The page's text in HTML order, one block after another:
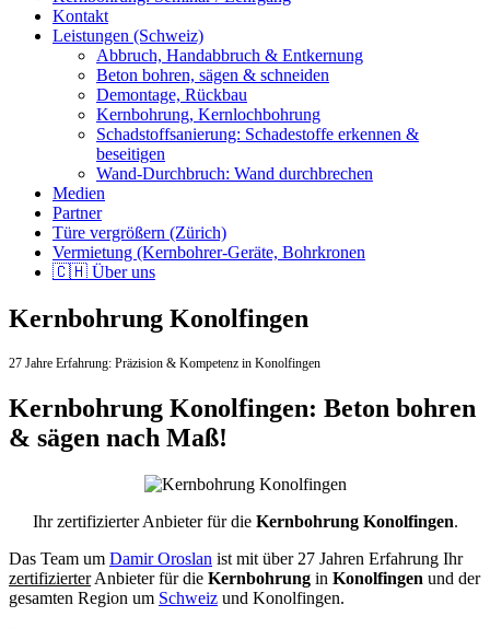
Kontakt
Leistungen (Schweiz)
Abbruch, Handabbruch & Entkernung
Beton bohren, sägen & schneiden
Demontage, Rückbau
Kernbohrung, Kernlochbohrung
Schadstoffsanierung: Schadestoffe erkennen &
beseitigen
Wand-Durchbruch: Wand durchbrechen
Medien
Partner
Türe vergrößern (Zürich)
Vermietung (Kernbohrer-Geräte, Bohrkronen
🇨🇭 Über uns
Kernbohrung Konolfingen
27 Jahre Erfahrung: Präzision & Kompetenz in Konolfingen
Kernbohrung Konolfingen: Beton bohren
& sägen nach Maß!
Ihr zertifizierter Anbieter für die Kernbohrung Konolfingen.
Das Team um Damir Oroslan ist mit über 27 Jahren Erfahrung Ihr
zertifizierterAnbieter für die Kernbohrung in Konolfingen und der
gesamten Region um Schweiz und Konolfingen.